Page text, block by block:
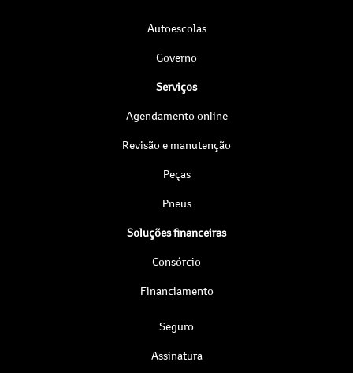
Autoescolas
Governo
Serviços
Agendamento online
Revisão e manutenção
Peças
Pneus
Soluções financeiras
Consórcio
Financiamento
Seguro
Assinatura